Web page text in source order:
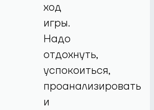
ход
игры.
Надо
отдохнуть,
успокоиться,
проанализировать
и